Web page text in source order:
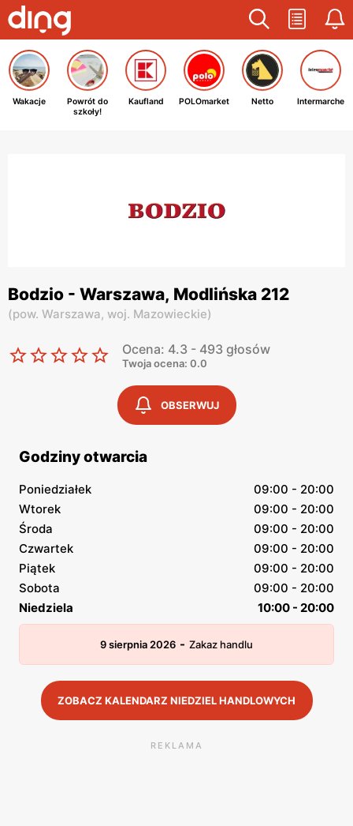
Wakacje
Powrót do
szkoły!
Kaufland POLOmarket Netto Intermarche
Bodzio - Warszawa, Modlińska 212
(pow. Warszawa, woj. Mazowieckie)
Ocena: 4.3 - 493 głosów
Twoja ocena: 0.0
OBSERWUJ
Godziny otwarcia
Poniedziałek
09:00 - 20:00
Wtorek
09:00 - 20:00
Środa
09:00 - 20:00
Czwartek
09:00 - 20:00
Piątek
09:00 - 20:00
Sobota
09:00 - 20:00
Niedziela
10:00 - 20:00
9 sierpnia 2026 - Zakaz handlu
ZOBACZ KALENDARZ NIEDZIEL HANDLOWYCH
REKLAMA